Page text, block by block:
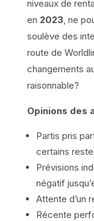
niveaux de
en 2023, ne
soulève des
route de
changements
raisonnable?
Opinions des
Partis pris
certains
Prévisions
négatif
Attente d’un
Récente